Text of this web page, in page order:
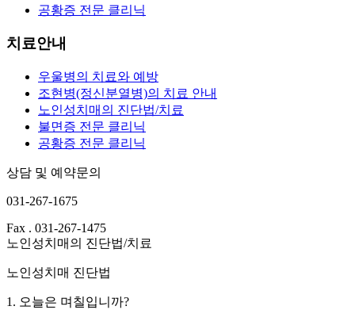
공황증 전문 클리닉
치료안내
우울병의 치료와 예방
조현병(정신분열병)의 치료 안내
노인성치매의 진단법/치료
불면증 전문 클리닉
공황증 전문 클리닉
상담 및 예약문의
031-267-1675
Fax . 031-267-1475
노인성치매의 진단법/치료
노인성치매 진단법
1. 오늘은 며칠입니까?